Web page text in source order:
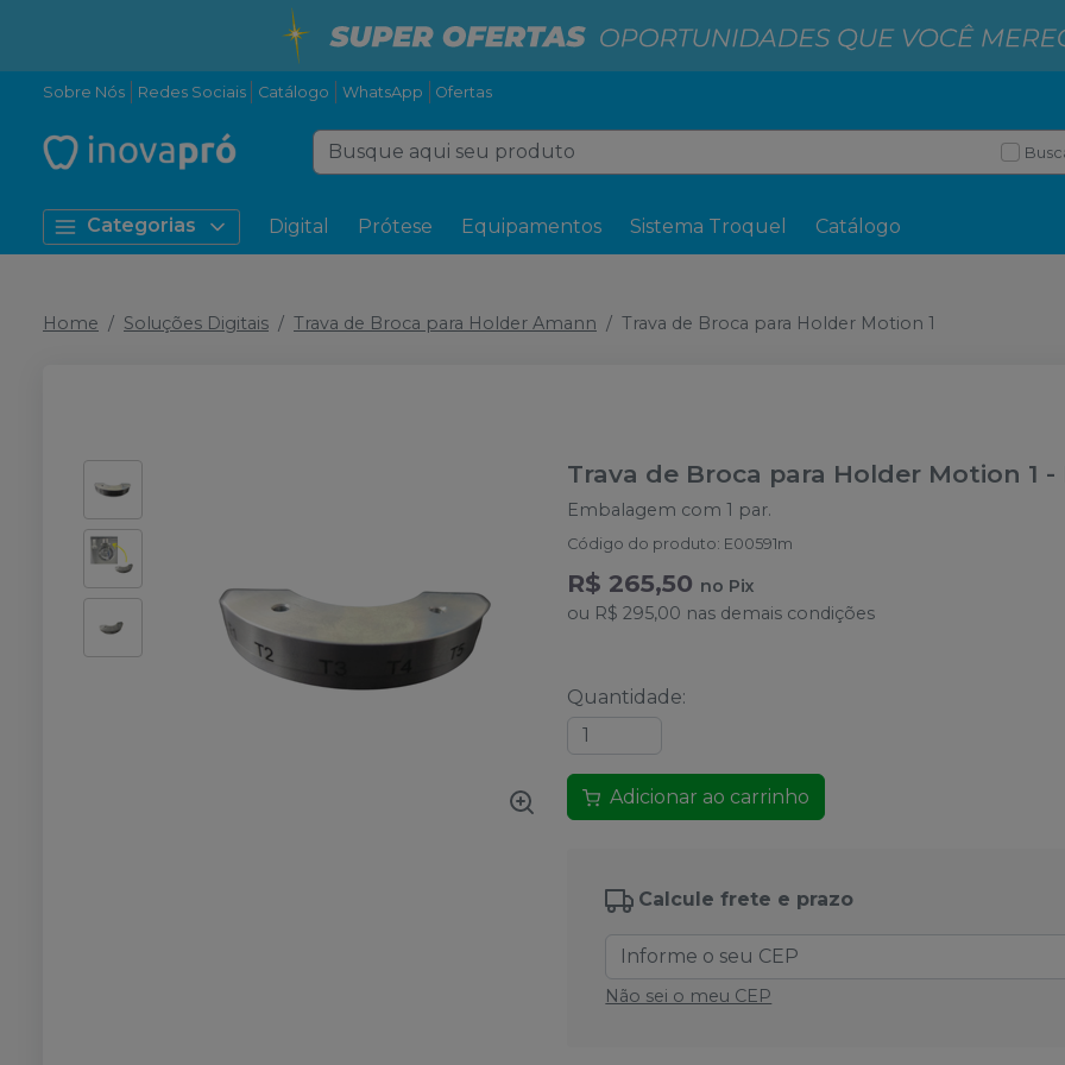
Sobre Nós Redes Sociais Catálogo WhatsApp Ofertas
Categorias Digital Prótese Equipamentos Sistema Troquel Catálogo
Home Soluções Digitais Trava de Broca para Holder Amann Trava de Broca para Holder Motion 1
Trava de Broca para Holder Motion 1 -
Embalagem com 1 par.
Código do produto: E00591m
R$ 265,50 no Pix
ou R$ 295,00 nas demais condições
Quantidade:
Adicionar ao carrinho
Calcule frete e prazo
Não sei o meu CEP